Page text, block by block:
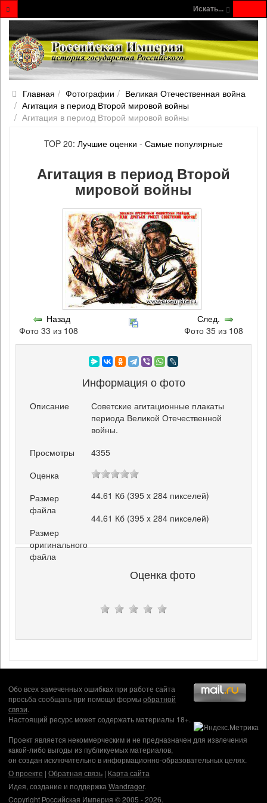
Искать...
Главная Фотографии
Великая Отечественная война
Агитация в период Второй мировой войны
Агитация в период Второй мировой войны
TOP 20: Лучшие оценки - Самые популярные
Агитация в период Второй
мировой войны
Назад
Фото 33 из 108
След.
Фото 35 из 108
Информация о фото
Описание
Советские агитационные плакаты
периода Великой Отечественной
войны.
Просмотры
4355
Оценка
Размер
файла
44.61 Кб (395 x 284 пикселей)
Размер
оригинального
файла
44.61 Кб (395 x 284 пикселей)
Оценка фото
Обо всех замеченных ошибках при работе сайта
просьба сообщать при помощи формы обратной
связи.
Настоящий ресурс может содержать материалы 18+.
Проект является некоммерческим и не предназначен для извлечения
какой-либо выгоды из публикуемых материалов,
он создан исключительно в информационно-образовательных целях.
О проекте | Обратная связь | Карта сайта
Идея, создание и поддержка Wandragor.
Copyright Российская Империя © 2005 - 2026.